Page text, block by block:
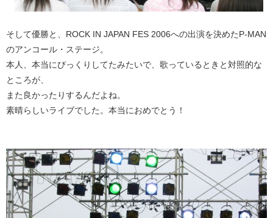
そして優勝と、ROCK IN JAPAN FES 2006への出演を決めたP-MAN
のアンコール・ステージ。
本人、本当にびっくりしてたみたいで、歌っているときと対照的な
ところが、
また良かったりするんだよね。
素晴らしいライブでした。本当におめでとう！